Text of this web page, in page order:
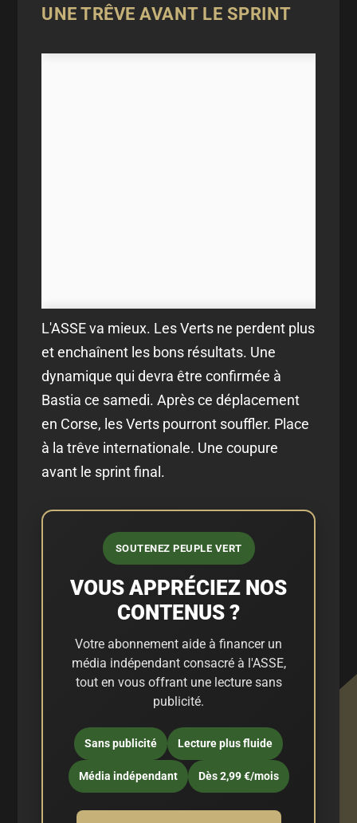
UNE TRÊVE AVANT LE SPRINT
L'ASSE va mieux. Les Verts ne perdent plus
et enchaînent les bons résultats. Une
dynamique qui devra être confirmée à
Bastia ce samedi. Après ce déplacement
en Corse, les Verts pourront souffler. Place
à la trêve internationale. Une coupure
avant le sprint final.
SOUTENEZ PEUPLE VERT
VOUS APPRÉCIEZ NOS
CONTENUS ?
Votre abonnement aide à financer un
média indépendant consacré à l'ASSE,
tout en vous offrant une lecture sans
publicité.
Sans publicité Lecture plus fluide
Média indépendant Dès 2,99 €/mois